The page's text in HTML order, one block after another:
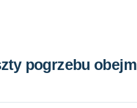
pogrzebu